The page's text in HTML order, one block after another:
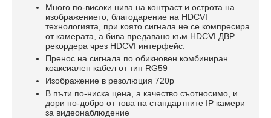
Много по-високи нива на контраст и острота на
изображението, благодарение на HDCVI
технологията, при която сигнала не се компресира
от камерата, а бива предавано към HDCVI ДВР
рекордера чрез HDCVI интерфейс.
Пренос на сигнала по обикновен комбиниран
коаксиален кабел от тип RG59
Изображение в резолюция 720p
В пъти по-ниска цена, а качество съотносимо, и
дори по-добро от това на стандартните IP камери
за видеонаблюдение